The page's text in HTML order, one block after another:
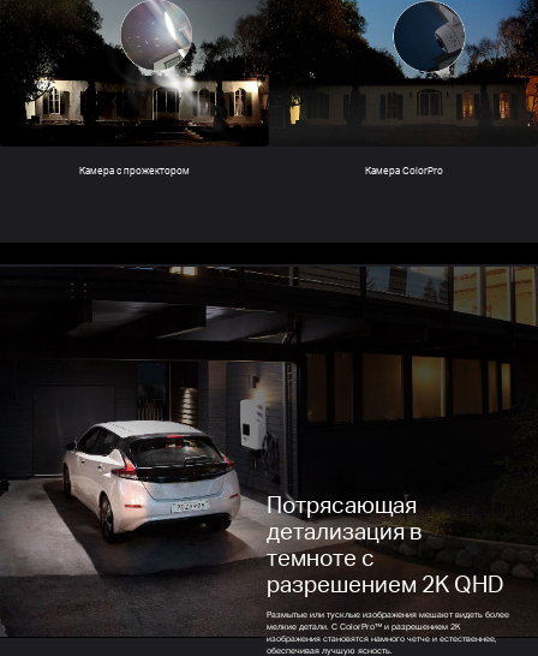
Камера с прожектором Камера ColorPro
Потрясающая
детализация в
темноте с
разрешением 2K QHD
Размытые или тусклые изображения мешают видеть более
мелкие детали. С ColorPro™ и разрешением 2K
изображения становятся намного четче и естественнее,
обеспечивая лучшую ясность.